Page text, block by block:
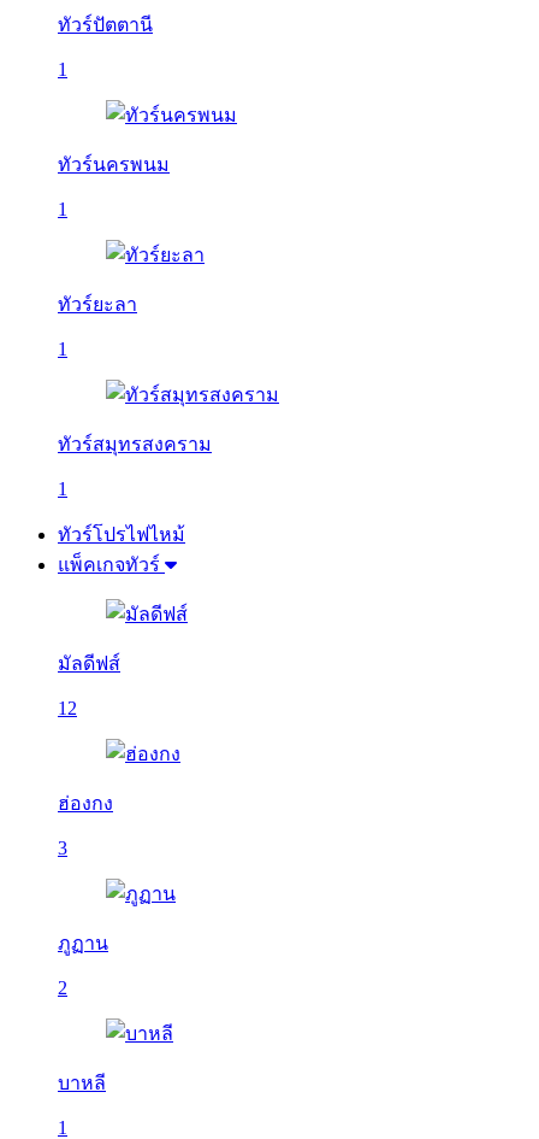
ทัวร์ปัตตานี
1
ทัวร์นครพนม
1
ทัวร์ยะลา
1
ทัวร์สมุทรสงคราม
1
ทัวร์โปรไฟไหม้
แพ็คเกจทัวร์
มัลดีฟส์
12
ฮ่องกง
3
ภูฏาน
2
บาหลี
1